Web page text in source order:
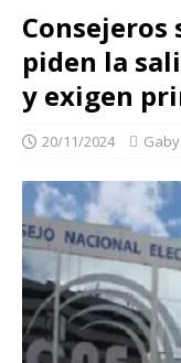
Consejeros
piden la
y exigen
20/11/2024